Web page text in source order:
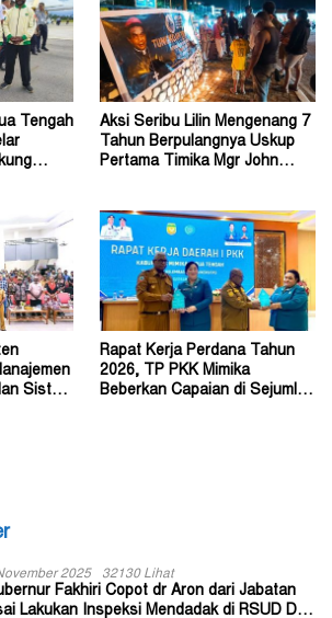
Tengah
Aksi Seribu Lilin Mengenang 7
Tahun Berpulangnya Uskup
Pertama Timika Mgr John
Sistem
Rapat Kerja Perdana Tahun
2026, TP PKK Mimika
Beberkan Capaian di Sejumlah
2025 32130 Lihat
Fakhiri Copot dr Aron dari Jabatan
Lakukan Inspeksi Mendadak di RSUD Dok